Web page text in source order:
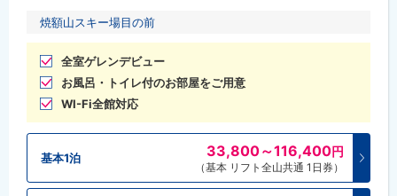
焼額山スキー場目の前
全室ゲレンデビュー
お風呂・トイレ付のお部屋をご用意
WI-Fi全館対応
基本1泊 33,800～116,400円
（基本 リフト全山共通 1日券）